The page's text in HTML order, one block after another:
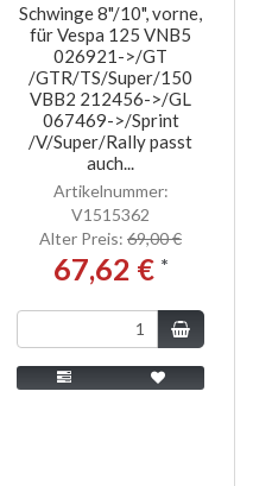
Schwinge 8"/10", vorne,
für Vespa 125 VNB5
026921->/GT
/GTR/TS/Super/150
VBB2 212456->/GL
067469->/Sprint
/V/Super/Rally passt
auch...
Artikelnummer:
V1515362
Alter Preis: 69,00 €
67,62 € *